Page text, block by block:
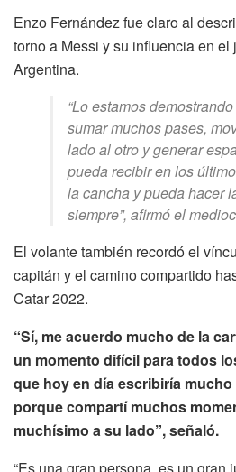
Enzo Fernández fue claro al
torno a Messi y su influencia en
Argentina.
“Lo estamos
sumar muchos pases,
lado al otro y generar
pueda recibir en los
la cancha y pueda hacer
siempre”, afirmó el
El volante también recordó el
capitán y el camino compartido
Catar 2022.
“Sí, me acuerdo mucho de la
un momento difícil para todos
que hoy en día escribiría
porque compartí muchos
muchísimo a su lado”, señaló.
“Es una gran persona, es un gran